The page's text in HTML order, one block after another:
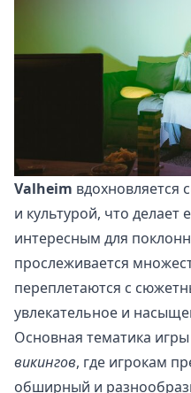
Valheim вдохновляется
и культурой, что
интересным для
прослеживается
переплетаются с
увлекательное и
Основная тематика игры
викингов, где игрокам
обширный и